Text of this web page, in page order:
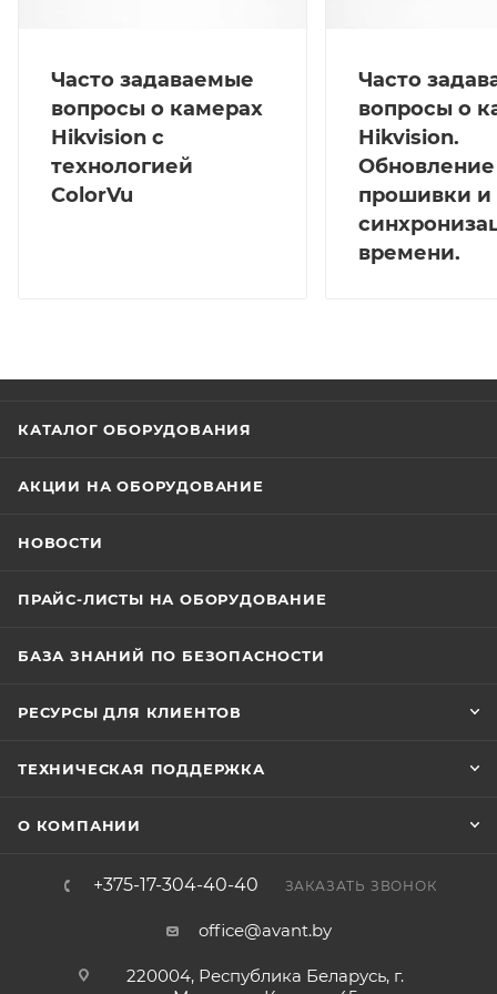
Часто задаваемые
вопросы о камерах
Hikvision с
технологией
ColorVu
Часто
вопросы о
Hikvision.
Обновление
прошивки и
времени.
КАТАЛОГ ОБОРУДОВАНИЯ
АКЦИИ НА ОБОРУДОВАНИЕ
НОВОСТИ
ПРАЙС-ЛИСТЫ НА ОБОРУДОВАНИЕ
БАЗА ЗНАНИЙ ПО БЕЗОПАСНОСТИ
РЕСУРСЫ ДЛЯ КЛИЕНТОВ
ТЕХНИЧЕСКАЯ ПОДДЕРЖКА
О КОМПАНИИ
+375-17-304-40-40 ЗАКАЗАТЬ ЗВОНОК
office@avant.by
220004, Республика Беларусь, г.